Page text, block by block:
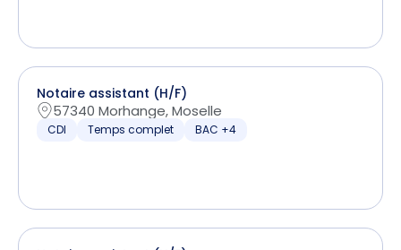
Notaire assistant (H/F)
57340 Morhange, Moselle
CDI Temps complet BAC +4